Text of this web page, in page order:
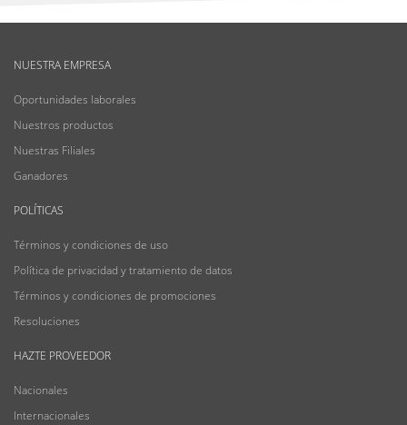
NUESTRA EMPRESA
Oportunidades laborales
Nuestros productos
Nuestras Filiales
Ganadores
POLÍTICAS
Términos y condiciones de uso
Política de privacidad y tratamiento de datos
Términos y condiciones de promociones
Resoluciones
HAZTE PROVEEDOR
Nacionales
Internacionales